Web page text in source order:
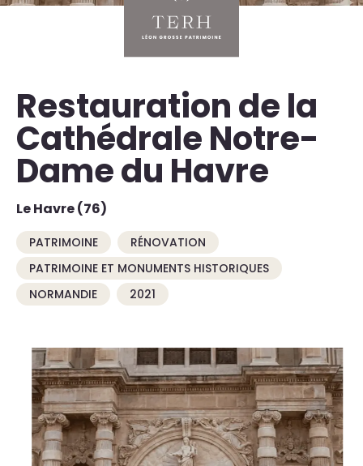
Restauration de la
Cathédrale Notre-
Dame du Havre
Le Havre (76)
PATRIMOINE
RÉNOVATION
PATRIMOINE ET MONUMENTS HISTORIQUES
NORMANDIE
2021